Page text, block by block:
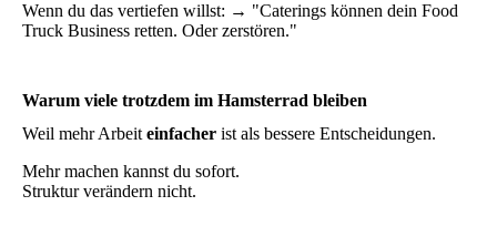
Wenn du das vertiefen willst: → "Caterings können dein Food
Truck Business retten. Oder zerstören."
Warum viele trotzdem im Hamsterrad bleiben
Weil mehr Arbeit einfacher ist als bessere Entscheidungen.
Mehr machen kannst du sofort.
Struktur verändern nicht.